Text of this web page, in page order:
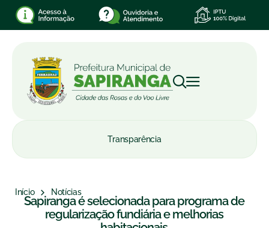
Transparência
Início Notícias
Sapiranga é selecionada para programa de
regularização fundiária e melhorias